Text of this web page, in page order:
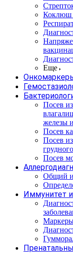
Коклюш
Еще
Посев
железы
Посев
Посев
Посев
Общий
Иммунитет